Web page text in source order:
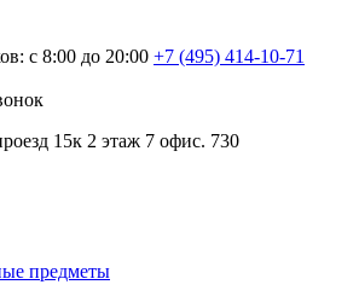
с 8:00 до 20:00 +7 (495) 414-10-71
15к 2 этаж 7 офис. 730
предметы